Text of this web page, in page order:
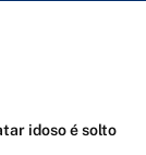
idoso é solto